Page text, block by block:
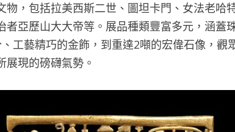
物，包括拉美西斯二世、圖坦卡門、女法老哈
者亞歷山大大帝等。展品種類豐富多元，涵蓋
工藝精巧的金飾，到重達2噸的宏偉石像，
展現的磅礴氣勢。